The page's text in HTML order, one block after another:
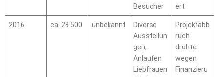
Besucher
ert
2016 ca. 28.500 unbekannt
Diverse
Ausstellun
gen,
Anlaufen
Liebfrauen
Projektabb
ruch
drohte
wegen
Finanzieru